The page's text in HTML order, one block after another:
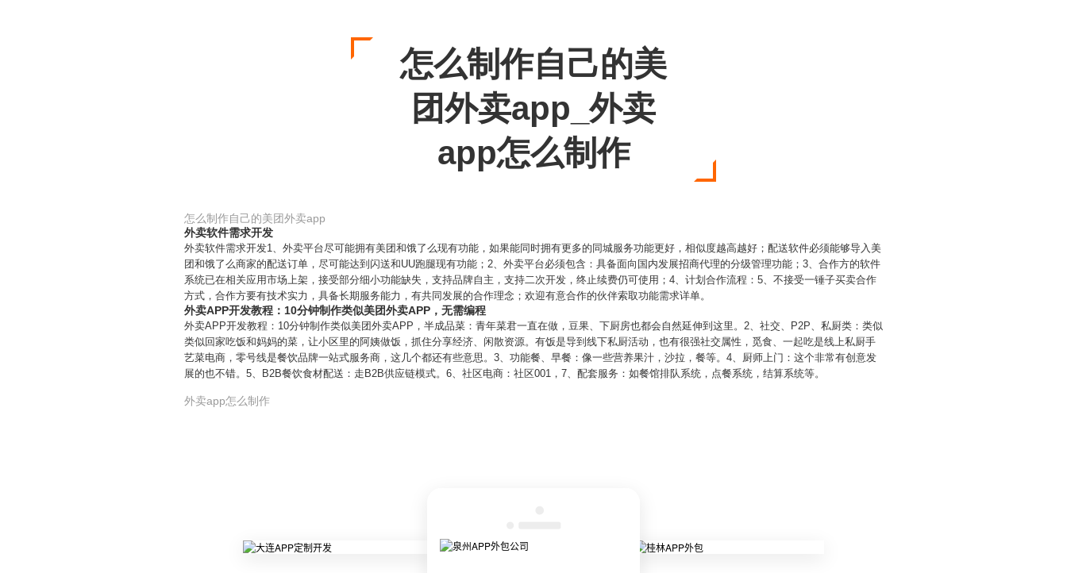
怎么制作自己的美
团外卖app_外卖
app怎么制作
怎么制作自己的美团外卖app
外卖软件需求开发
外卖软件需求开发1、外卖平台尽可能拥有美团和饿了么现有功能，如果能同时拥有更多的同城服务功能更好，相似度越高越好；配送软件必须能够导入美
团和饿了么商家的配送订单，尽可能达到闪送和UU跑腿现有功能；2、外卖平台必须包含：具备面向国内发展招商代理的分级管理功能；3、合作方的软件
系统已在相关应用市场上架，接受部分细小功能缺失，支持品牌自主，支持二次开发，终止续费仍可使用；4、计划合作流程：5、不接受一锤子买卖合作
方式，合作方要有技术实力，具备长期服务能力，有共同发展的合作理念；欢迎有意合作的伙伴索取功能需求详单。
外卖APP开发教程：10分钟制作类似美团外卖APP，无需编程
外卖APP开发教程：10分钟制作类似美团外卖APP，半成品菜：青年菜君一直在做，豆果、下厨房也都会自然延伸到这里。2、社交、P2P、私厨类：类似
类似回家吃饭和妈妈的菜，让小区里的阿姨做饭，抓住分享经济、闲散资源。有饭是导到线下私厨活动，也有很强社交属性，觅食、一起吃是线上私厨手
艺菜电商，零号线是餐饮品牌一站式服务商，这几个都还有些意思。3、功能餐、早餐：像一些营养果汁，沙拉，餐等。4、厨师上门：这个非常有创意发
展的也不错。5、B2B餐饮食材配送：走B2B供应链模式。6、社区电商：社区001，7、配套服务：如餐馆排队系统，点餐系统，结算系统等。
外卖app怎么制作